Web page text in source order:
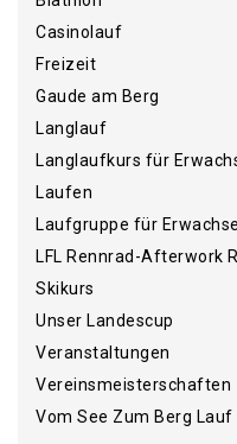
Casinolauf
Freizeit
Gaude am Berg
Langlauf
Langlaufkurs für
Laufen
Laufgruppe für
LFL Rennrad-Afterwork
Skikurs
Unser Landescup
Veranstaltungen
Vereinsmeisterschaften
Vom See Zum Berg Lauf